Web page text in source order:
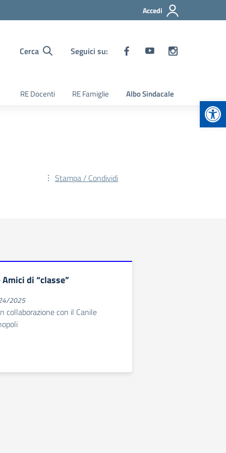
Accedi
Cerca Seguici su:
RE Docenti RE Famiglie Albo Sindacale
Stampa / Condividi
di “classe”
2025
collaborazione con il Canile